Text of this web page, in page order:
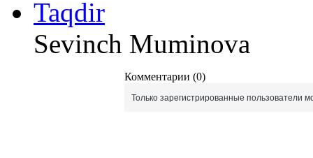
Taqdir
Sevinch Muminova
Комментарии (0)
Только зарегистрированные пользователи